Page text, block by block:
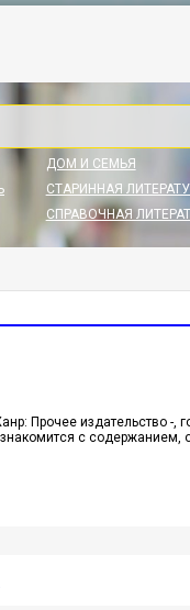
ДОМ И СЕМЬЯ
СТАРИННАЯ
СПРАВОЧНАЯ
Прочее издательство -,
с